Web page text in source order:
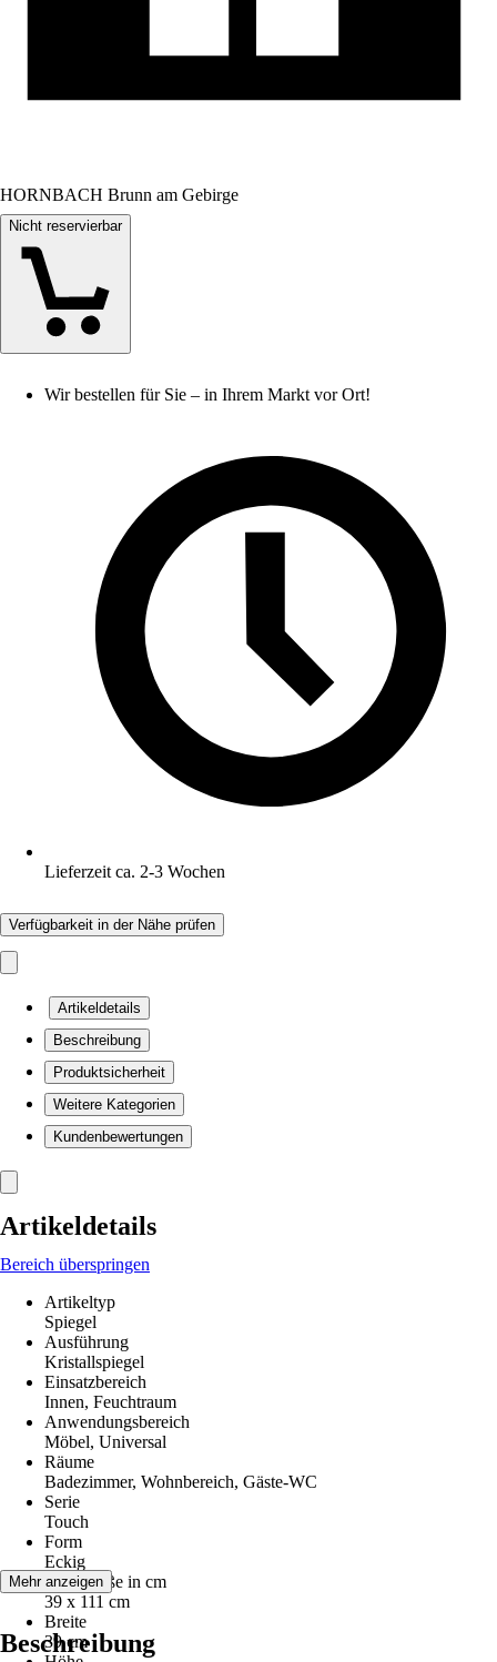
HORNBACH Brunn am Gebirge
Nicht reservierbar
Wir bestellen für Sie – in Ihrem Markt vor Ort!
Lieferzeit ca. 2-3 Wochen
Verfügbarkeit in der Nähe prüfen
Artikeldetails
Beschreibung
Produktsicherheit
Weitere Kategorien
Kundenbewertungen
Artikeldetails
Bereich überspringen
Artikeltyp
Spiegel
Ausführung
Kristallspiegel
Einsatzbereich
Innen, Feuchtraum
Anwendungsbereich
Möbel, Universal
Räume
Badezimmer, Wohnbereich, Gäste-WC
Serie
Touch
Form
Eckig
Nenngröße in cm
39 x 111 cm
Breite
39 cm
Mehr anzeigen
Beschreibung